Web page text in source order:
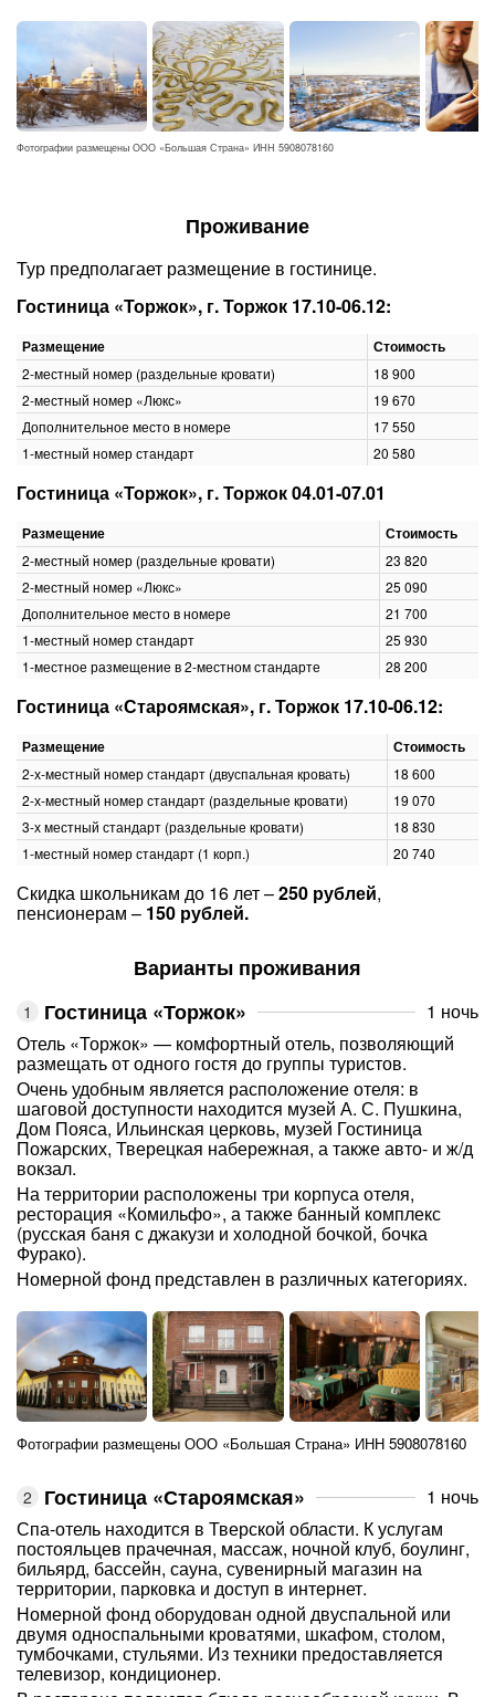
Фотографии размещены ООО «Большая Страна» ИНН 5908078160
Проживание
Тур предполагает размещение в гостинице.
Гостиница «Торжок», г. Торжок 17.10-06.12:
Размещение Стоимость
2-местный номер (раздельные кровати)
18 900
2-местный номер «Люкс»
19 670
Дополнительное место в номере
17 550
1-местный номер стандарт
20 580
Гостиница «Торжок», г. Торжок 04.01-07.01
Размещение Стоимость
2-местный номер (раздельные кровати)
23 820
2-местный номер «Люкс»
25 090
Дополнительное место в номере
21 700
1-местный номер стандарт
25 930
1-местное размещение в 2-местном стандарте
28 200
Гостиница «Староямская», г. Торжок 17.10-06.12:
Размещение Стоимость
2-х-местный номер стандарт (двуспальная кровать)
18 600
2-х-местный номер стандарт (раздельные кровати)
19 070
3-х местный стандарт (раздельные кровати)
18 830
1-местный номер стандарт (1 корп.)
20 740
Скидка школьникам до 16 лет –250 рублей,
пенсионерам – 150 рублей.
Варианты проживания
Гостиница «Торжок»
1 ночь
Отель «Торжок» — комфортный отель, позволяющий
размещать от одного гостя до группы туристов.
Очень удобным является расположение отеля: в
шаговой доступности находится музей А. С. Пушкина,
Дом Пояса, Ильинская церковь, музей Гостиница
Пожарских, Тверецкая набережная, а также авто- и ж/д
вокзал.
На территории расположены три корпуса отеля,
ресторация «Комильфо», а также банный комплекс
(русская баня с джакузи и холодной бочкой, бочка
Фурако).
Номерной фонд представлен в различных категориях.
Фотографии размещены ООО «Большая Страна» ИНН 5908078160
Гостиница «Староямская»
1 ночь
Спа-отель находится в Тверской области. К услугам
постояльцев прачечная, массаж, ночной клуб, боулинг,
бильярд, бассейн, сауна, сувенирный магазин на
территории, парковка и доступ в интернет.
Номерной фонд оборудован одной двуспальной или
двумя односпальными кроватями, шкафом, столом,
тумбочками, стульями. Из техники предоставляется
телевизор, кондиционер.